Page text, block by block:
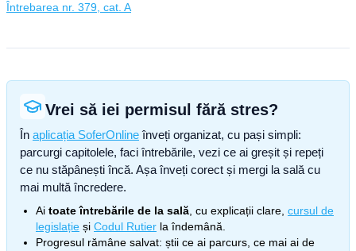
Întrebarea nr. 379, cat. A
Vrei să iei permisul fără stres?
În aplicația SoferOnline înveți organizat, cu pași simpli:
parcurgi capitolele, faci întrebările, vezi ce ai greșit și repeți
ce nu stăpânești încă. Așa înveți corect și mergi la sală cu
mai multă încredere.
Ai toate întrebările de la sală , cu explicații clare, cursul de
legislație și Codul Rutier la îndemână.
Progresul rămâne salvat: știi ce ai parcurs, ce mai ai de